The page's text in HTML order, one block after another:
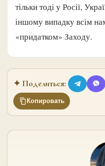
тільки тоді у Росії,
іншому випадку всім
«придатком» Заходу.
✦ Поделиться:
Копировать